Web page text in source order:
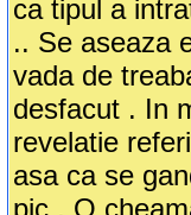
ca tipul a
.. Se aseaza
vada de
desfacut . In
revelatie
asa ca se